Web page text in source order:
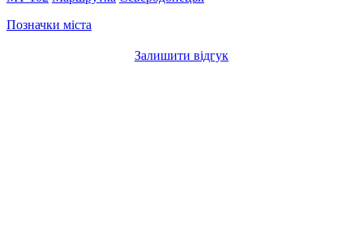
Позначки міста
Залишити відгук